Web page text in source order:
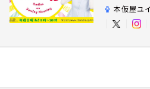
本仮屋ユ